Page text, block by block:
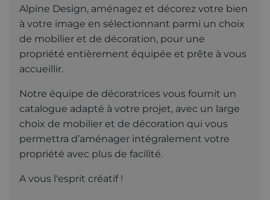
Alpine Design, aménagez et décorez votre bien
à votre image en sélectionnant parmi un choix
de mobilier et de décoration, pour une
propriété entièrement équipée et prête à vous
accueillir.
Notre équipe de décoratrices vous fournit un
catalogue adapté à votre projet, avec un large
choix de mobilier et de décoration qui vous
permettra d’aménager intégralement votre
propriété avec plus de facilité.
A vous l'esprit créatif !